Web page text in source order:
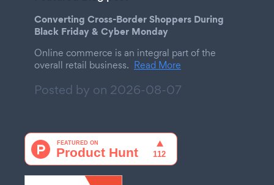
Converting Cross-Border Shoppers During
Black Friday & Cyber Monday
Online commerce is an integral part of the
overall retail business. Read More
Posted by on 2026-08-07